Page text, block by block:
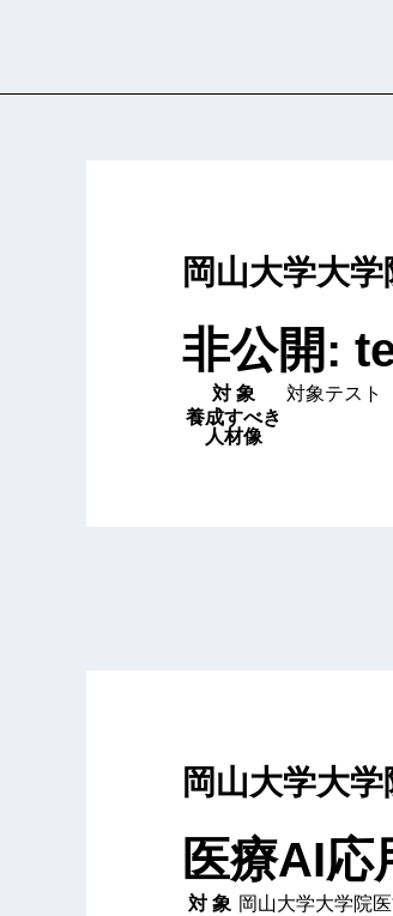
岡山大学大
非公開:
対 象
対象テスト
養成すべき
人材像
岡山大学大
医療AI応
対 象 岡山大学大学院